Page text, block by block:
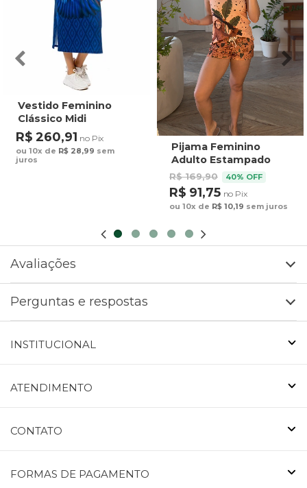
Vestido Feminino
Clássico Midi
Estampado Maxi
Arara Fundo Azul
R$ 260,91 no Pix
ou 10x de R$ 28,99 sem
juros
Pijama Feminino
Adulto Estampado
Preguiça Tucano
Fundo Marrom
R$ 169,90 40% OFF
R$ 91,75 no Pix
ou 10x de R$ 10,19 sem juros
Avaliações
Perguntas e respostas
INSTITUCIONAL
ATENDIMENTO
CONTATO
FORMAS DE PAGAMENTO